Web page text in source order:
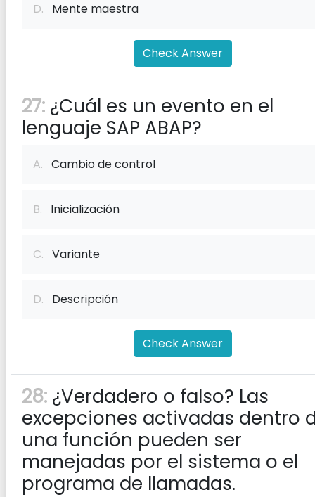
D. Mente maestra
Check Answer
27: ¿Cuál es un evento en el
lenguaje SAP ABAP?
A. Cambio de control
B. Inicialización
C. Variante
D. Descripción
Check Answer
28: ¿Verdadero o falso? Las
excepciones activadas dentro
una función pueden ser
manejadas por el sistema o el
programa de llamadas.